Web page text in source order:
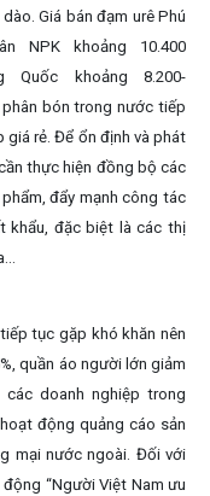
Giá bán đạm urê Phú
NPK khoảng 10.400
Quốc khoảng 8.200-
bón trong nước tiếp
giá rẻ. Để ổn định và phát
thực hiện đồng bộ các
đẩy mạnh công tác
khẩu, đặc biệt là các thị
tục gặp khó khăn nên
quần áo người lớn giảm
các doanh nghiệp trong
động quảng cáo sản
mại nước ngoài. Đối với
“Người Việt Nam ưu